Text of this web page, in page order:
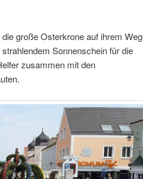
große Osterkrone auf ihrem Weg
Sonnenschein für die
zusammen mit den